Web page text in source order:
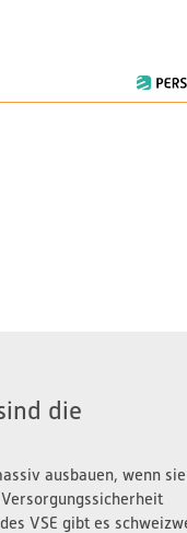
die
ausbauen, wenn sie
VSE gibt es